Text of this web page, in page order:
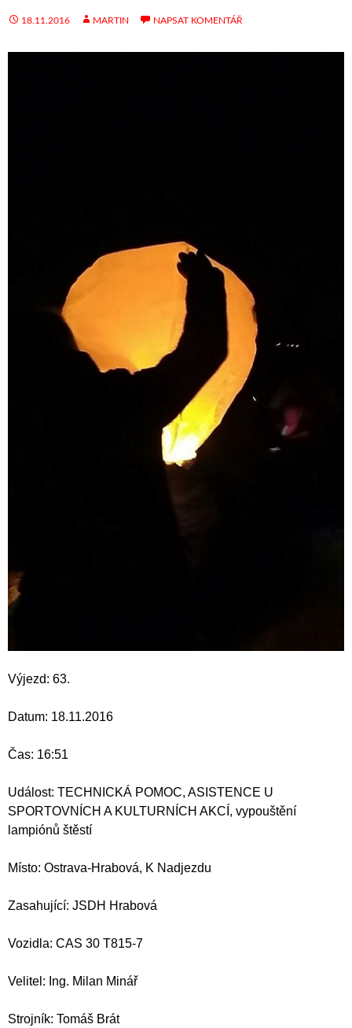
18.11.2016 MARTIN NAPSAT KOMENTÁŘ
Výjezd: 63.
Datum: 18.11.2016
Čas: 16:51
Událost: TECHNICKÁ POMOC, ASISTENCE U
SPORTOVNÍCH A KULTURNÍCH AKCÍ, vypouštění
lampiónů štěstí
Místo: Ostrava-Hrabová, K Nadjezdu
Zasahující: JSDH Hrabová
Vozidla: CAS 30 T815-7
Velitel: Ing. Milan Minář
Strojník: Tomáš Brát